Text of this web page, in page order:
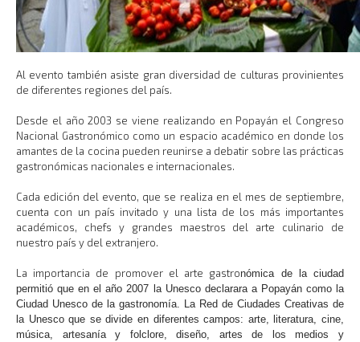
Al evento también asiste gran diversidad de culturas provinientes
de diferentes regiones del país.
Desde el año 2003 se viene realizando en Popayán el Congreso
Nacional Gastronómico como un espacio académico en donde los
amantes de la cocina pueden reunirse a debatir sobre las prácticas
gastronómicas nacionales e internacionales.
Cada edición del evento, que se realiza en el mes de septiembre,
cuenta con un país invitado y una lista de los más importantes
académicos, chefs y grandes maestros del arte culinario de
nuestro país y del extranjero.
La importancia de promover el arte gastronómica de la ciudad
permitió que en el año 2007 la Unesco declarara a Popayán como la
Ciudad Unesco de la gastronomía. La Red de Ciudades Creativas de
la Unesco que se divide en diferentes campos: arte, literatura, cine,
música, artesanía y folclore, diseño, artes de los medios y